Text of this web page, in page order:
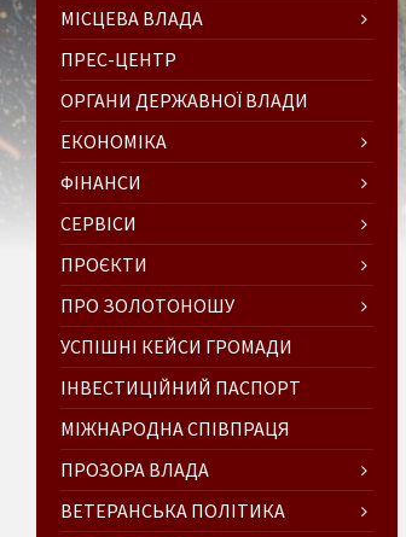
МІСЦЕВА ВЛАДА
ПРЕС-ЦЕНТР
ОРГАНИ ДЕРЖАВНОЇ ВЛАДИ
ЕКОНОМІКА
ФІНАНСИ
СЕРВІСИ
ПРОЄКТИ
ПРО ЗОЛОТОНОШУ
УСПІШНІ КЕЙСИ ГРОМАДИ
ІНВЕСТИЦІЙНИЙ ПАСПОРТ
МІЖНАРОДНА СПІВПРАЦЯ
ПРОЗОРА ВЛАДА
ВЕТЕРАНСЬКА ПОЛІТИКА